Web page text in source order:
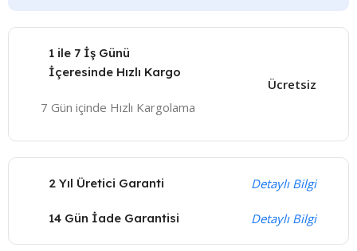
1 ile 7 İş Günü
İçeresinde Hızlı Kargo
7 Gün içinde Hızlı Kargolama
Ücretsiz
2 Yıl Üretici Garanti Detaylı Bilgi
14 Gün İade Garantisi Detaylı Bilgi